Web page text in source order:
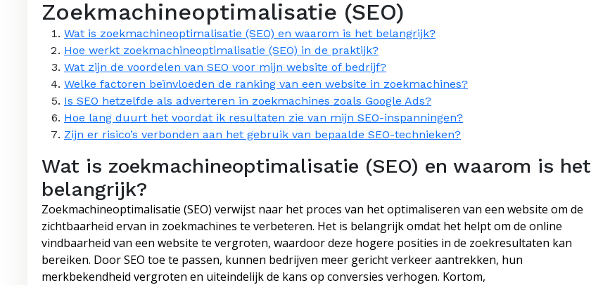
Zoekmachineoptimalisatie (SEO)
Wat is zoekmachineoptimalisatie (SEO) en waarom is het belangrijk?
Hoe werkt zoekmachineoptimalisatie (SEO) in de praktijk?
Wat zijn de voordelen van SEO voor mijn website of bedrijf?
Welke factoren beïnvloeden de ranking van een website in zoekmachines?
Is SEO hetzelfde als adverteren in zoekmachines zoals Google Ads?
Hoe lang duurt het voordat ik resultaten zie van mijn SEO-inspanningen?
Zijn er risico’s verbonden aan het gebruik van bepaalde SEO-technieken?
Wat is zoekmachineoptimalisatie (SEO) en waarom is het
belangrijk?
Zoekmachineoptimalisatie (SEO) verwijst naar het proces van het optimaliseren van een website om de
zichtbaarheid ervan in zoekmachines te verbeteren. Het is belangrijk omdat het helpt om de online
vindbaarheid van een website te vergroten, waardoor deze hogere posities in de zoekresultaten kan
bereiken. Door SEO toe te passen, kunnen bedrijven meer gericht verkeer aantrekken, hun
merkbekendheid vergroten en uiteindelijk de kans op conversies verhogen. Kortom,